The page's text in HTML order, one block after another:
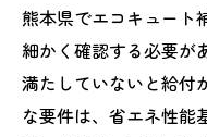
イント
エコキュー
実践例
補助金活用
熊本県でエコキュート
細かく確認する必要が
満たしていないと給付
な要件は、省エネ性能